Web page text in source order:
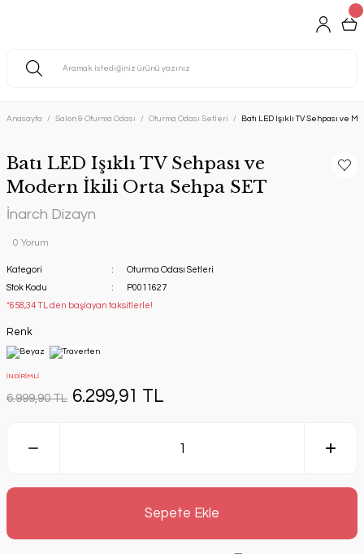
Anasayfa Salon & Oturma Odası Oturma Odası Setleri Batı LED Işıklı TV Sehpası ve
Batı LED Işıklı TV Sehpası ve
Modern İkili Orta Sehpa SET
İnarch Dizayn
0 Yorum
Kategori
Oturma Odası Setleri
Stok Kodu
P0011627
*658,34 TL den başlayan taksitlerle!
Renk
İNDİRİMLİ
6.999,90 TL 6.299,91 TL
Sepete Ekle